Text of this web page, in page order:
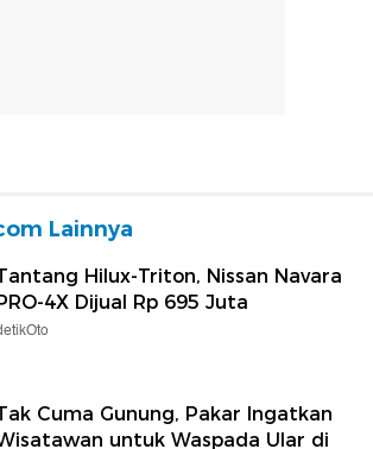
Lainnya
Hilux-Triton, Nissan Navara
4X Dijual Rp 695 Juta
Cuma Gunung, Pakar Ingatkan
untuk Waspada Ular di